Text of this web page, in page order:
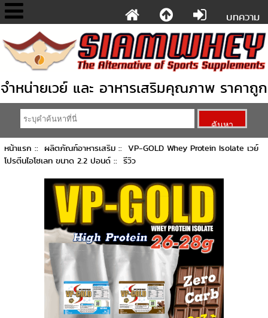
บทความ
จำหน่ายเวย์ และ อาหารเสริมคุณภาพ ราคาถูก
หน้าแรก ::ผลิตภัณฑ์อาหารเสริม ::VP-GOLD Whey Protein Isolate เวย์
โปรตีนไอโซเลท ขนาด 2.2 ปอนด์ :: รีวิว